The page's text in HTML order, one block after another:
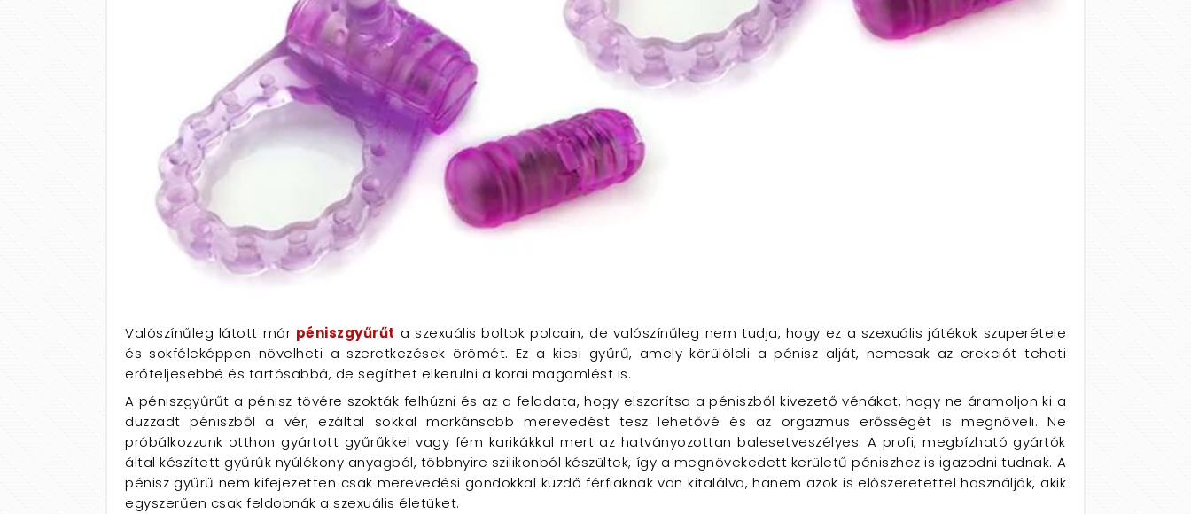
Valószínűleg látott már péniszgyűrűt a szexuális boltok polcain, de valószínűleg nem tudja, hogy ez a szexuális játékok szuperétele
és sokféleképpen növelheti a szeretkezések örömét. Ez a kicsi gyűrű, amely körülöleli a pénisz alját, nemcsak az erekciót teheti
erőteljesebbé és tartósabbá, de segíthet elkerülni a korai magömlést is.
A péniszgyűrűt a pénisz tövére szokták felhúzni és az a feladata, hogy elszorítsa a péniszből kivezető vénákat, hogy ne áramoljon ki a
duzzadt péniszből a vér, ezáltal sokkal markánsabb merevedést tesz lehetővé és az orgazmus erősségét is megnöveli. Ne
próbálkozzunk otthon gyártott gyűrűkkel vagy fém karikákkal mert az hatványozottan balesetveszélyes. A profi, megbízható gyártók
által készített gyűrűk nyúlékony anyagból, többnyire szilikonból készültek, így a megnövekedett kerületű péniszhez is igazodni tudnak. A
pénisz gyűrű nem kifejezetten csak merevedési gondokkal küzdő férfiaknak van kitalálva, hanem azok is előszeretettel használják, akik
egyszerűen csak feldobnák a szexuális életüket.